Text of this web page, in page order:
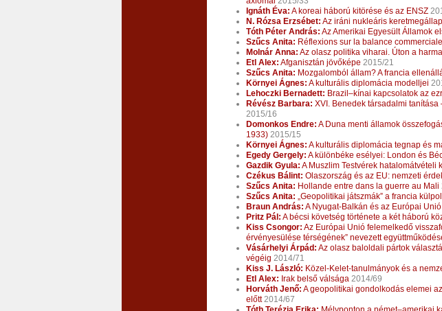
Ignáth Éva: A koreai háború kitörése és az ENSZ
N. Rózsa Erzsébet: Az iráni nukleáris
Tóth Péter András: Az Amerikai Egyesült Államok
Szűcs Anita: Réflexions sur la balance
Molnár Anna: Az olasz politika viharai. Úton a
Etl Alex: Afganisztán jövőképe 2015/21
Szűcs Anita: Mozgalomból állam? A francia
Környei Ágnes: A kulturális diplomácia modelljei
Lehoczki Bernadett: Brazil–kínai kapcsolatok az
Révész Barbara: XVI. Benedek társadalmi
2015/16
Domonkos Endre: A Duna menti államok
1933) 2015/15
Környei Ágnes: A kulturális diplomácia tegnap és
Egedy Gergely: A különbéke esélyei: London és
Gazdik Gyula: A Muszlim Testvérek hatalomátvételi
Czékus Bálint: Olaszország és az EU: nemzeti
Szűcs Anita: Hollande entre dans la guerre au Mali
Szűcs Anita: „Geopolitikai játszmák” a francia
Braun András: A Nyugat-Balkán és az Európai
Pritz Pál: A bécsi követség története a két háború
Kiss Csongor: Az Európai Unió felemelkedő
érvényesülése térségének” nevezett
Vásárhelyi Árpád: Az olasz baloldali pártok
végéig 2014/71
Kiss J. László: Közel-Kelet-tanulmányok és a
Etl Alex: Irak belső válsága 2014/69
Horváth Jenő: A geopolitikai gondolkodás elemei
előtt2014/67